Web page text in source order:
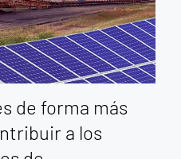
de forma más
a los